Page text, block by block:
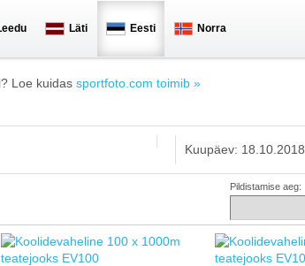
Läti Eesti Norra
Loe kuidas sportfoto.com toimib »
Kuupäev: 18.10.2018
Pildistamise aeg: